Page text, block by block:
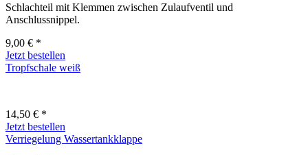
Schlachteil mit Klemmen zwischen Zulaufventil und
Anschlussnippel.
9,00 € *
Jetzt bestellen
Tropfschale weiß
14,50 € *
Jetzt bestellen
Verriegelung Wassertankklappe